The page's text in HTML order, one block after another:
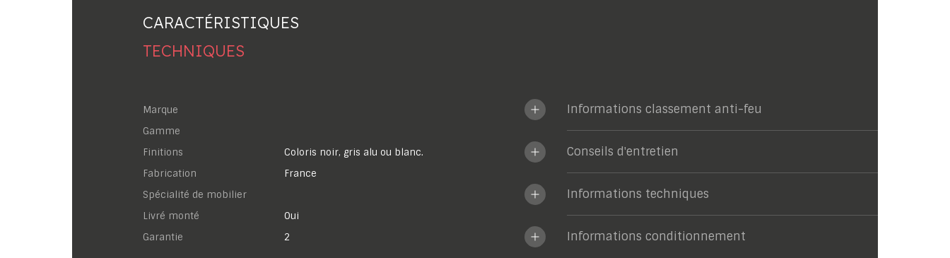
CARACTÉRISTIQUES
TECHNIQUES
Marque
Gamme
Finitions
Coloris noir, gris alu ou blanc.
Fabrication
France
Spécialité de mobilier
Livré monté
Oui
garantie
2
Informations classement anti-feu
Conseils d'entretien
Informations techniques
Informations conditionnement